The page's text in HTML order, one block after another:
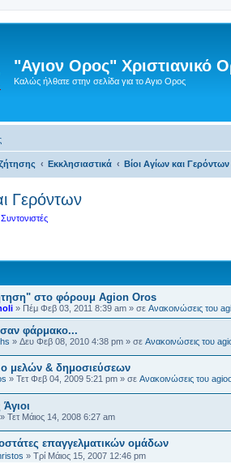
"Αγιον Ορος" Χριστιανικό
Καλώς ήλθατε στην σελίδα για το Αγιο Ορος
Εκκλησιαστικά Βίοι Αγίων και Γερόντων
Γερόντων
Συντονιστές
στο φόρουμ Agion Oros
» Πέμ Φεβ 03, 2011 8:39 am » σε Ανακοινώσεις του
φάρμακο...
» Δευ Φεβ 08, 2010 4:38 pm » σε Ανακοινώσεις του
μελών & δημοσιεύσεων
» Τετ Φεβ 04, 2009 5:21 pm » σε Ανακοινώσεις του
» Τετ Μάιος 14, 2008 6:27 am
επαγγελματικών ομάδων
» Τρί Μάιος 15, 2007 12:46 pm